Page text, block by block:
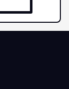
löpande
sista
till